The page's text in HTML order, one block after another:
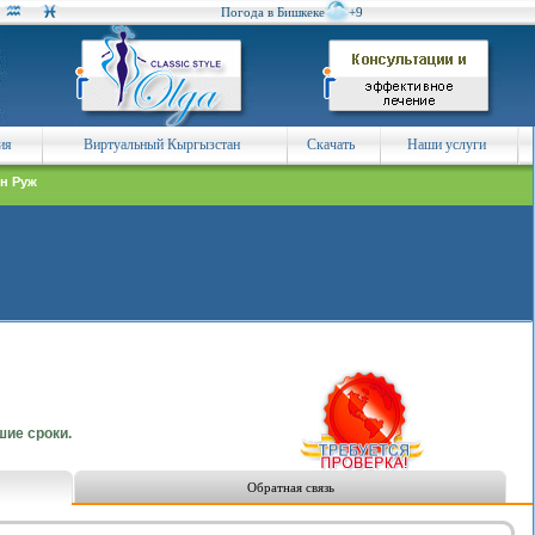
Погода в Бишкеке +9
Виртуальный Кыргызстан Скачать Наши услуги
Руж
сроки.
Обратная связь